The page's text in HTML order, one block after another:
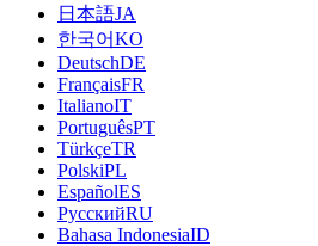
日本語JA
한국어KO
DeutschDE
FrançaisFR
ItalianoIT
PortuguêsPT
TürkçeTR
PolskiPL
EspañolES
РусскийRU
Bahasa IndonesiaID